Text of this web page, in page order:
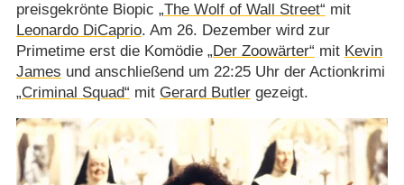
preisgekrönte Biopic „The Wolf of Wall Street“ mit
Leonardo DiCaprio. Am 26. Dezember wird zur
Primetime erst die Komödie „Der Zoowärter“ mit Kevin
James und anschließend um 22:25 Uhr der Actionkrimi
„Criminal Squad“ mit Gerard Butlergezeigt.